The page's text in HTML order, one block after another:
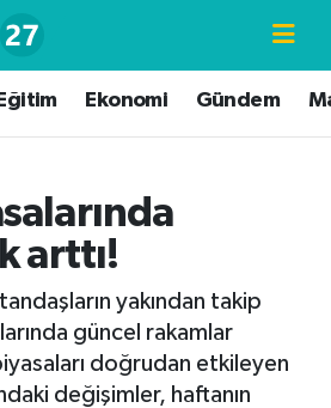
Eğitim Ekonomi Gündem
arttı!
yakından takip
güncel rakamlar
doğrudan etkileyen
değişimler, haftanın
ve Fikstür